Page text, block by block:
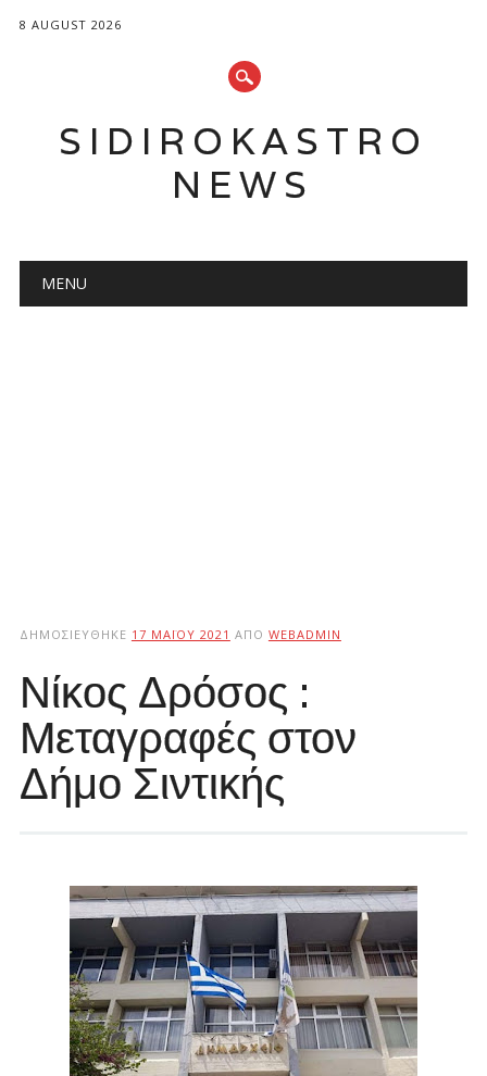
8 AUGUST 2026
SIDIROKASTRO
NEWS
Main menu
MENU
ΔΗΜΟΣΙΕΎΘΗΚΕ 17 ΜΑΪ́ΟΥ 2021 ΑΠΌ WEBADMIN
Νίκος Δρόσος :
Μεταγραφές στον
Δήμο Σιντικής